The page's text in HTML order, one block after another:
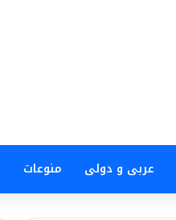
عربى و دولى منوعات